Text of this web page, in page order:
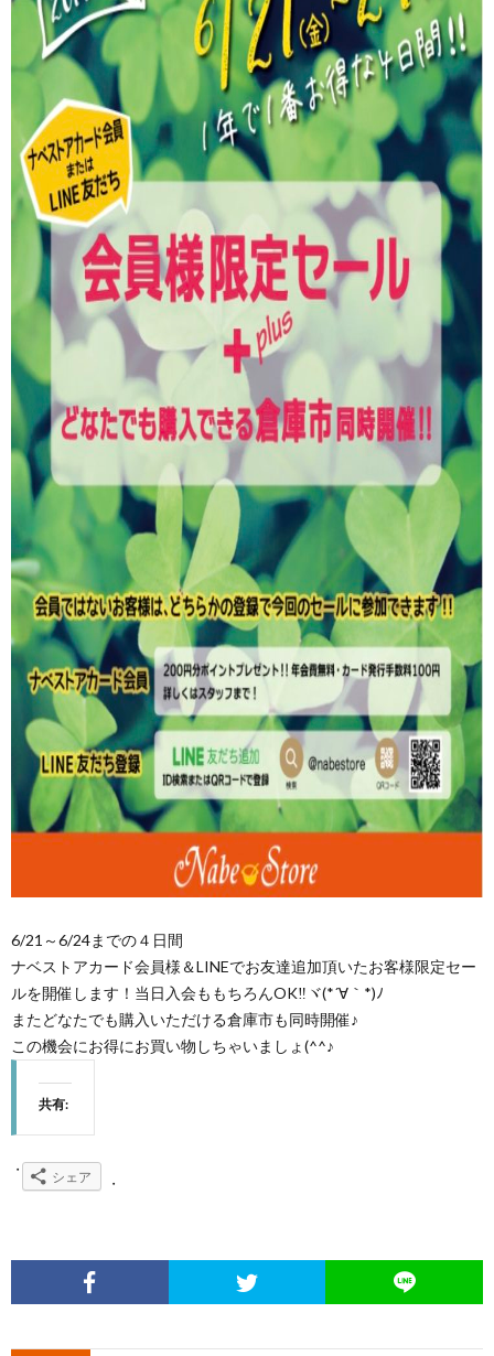
6/21～6/24までの４日間
ナベストアカード会員様＆LINEでお友達追加頂いたお客様限定セー
ルを開催します！当日入会ももちろんOK‼ヾ(*´∀｀*)ﾉ
またどなたでも購入いただける倉庫市も同時開催♪
この機会にお得にお買い物しちゃいましょ(^^♪
共有:
シェア